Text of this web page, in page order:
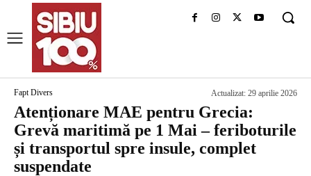
Fapt Divers Actualizat: 29 aprilie 2026
Atenționare MAE pentru Grecia:
Grevă maritimă pe 1 Mai – feriboturile
și transportul spre insule, complet
suspendate